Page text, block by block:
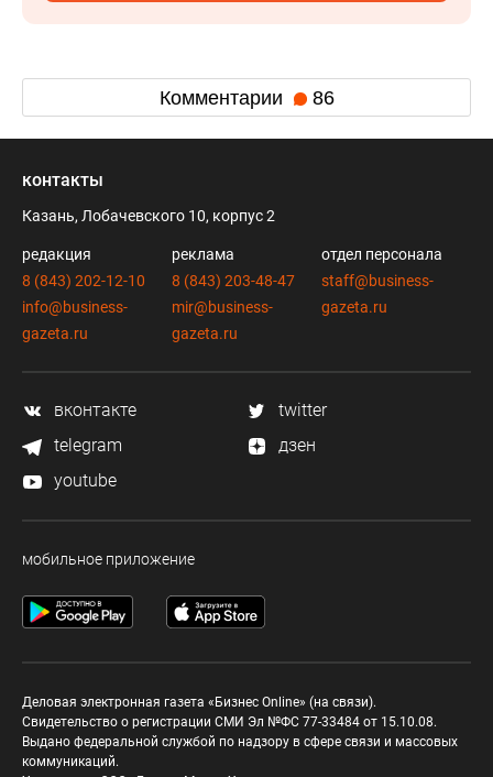
Комментарии 86
контакты
Казань, Лобачевского 10, корпус 2
редакция
8 (843) 202-12-10
info@business-
gazeta.ru
реклама
8 (843) 203-48-47
mir@business-
gazeta.ru
отдел персонала
staff@business-
gazeta.ru
вконтакте
twitter
telegram
дзен
youtube
мобильное приложение
Деловая электронная газета «Бизнес Online» (на связи).
Свидетельство о регистрации СМИ Эл №ФС 77-33484 от 15.10.08.
Выдано федеральной службой по надзору в сфере связи и массовых
коммуникаций.